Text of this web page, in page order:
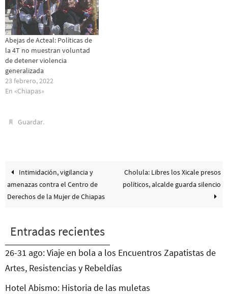
Abejas de Acteal: Políticas de
la 4T no muestran voluntad
de detener violencia
generalizada
23 febrero, 2022
En «Chiapas»
Guardar.
Intimidación, vigilancia y
amenazas contra el Centro de
Derechos de la Mujer de Chiapas
Cholula: Libres los Xicale presos
políticos, alcalde guarda silencio
Entradas recientes
26-31 ago: Viaje en bola a los Encuentros Zapatistas de
Artes, Resistencias y Rebeldías
Hotel Abismo: Historia de las muletas